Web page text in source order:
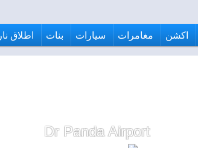
اكشن مغامرات سيارات بنات اطلاق نار
Dr Panda Airport